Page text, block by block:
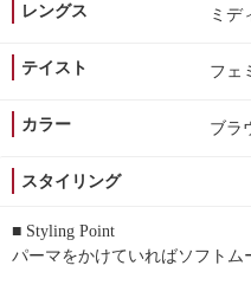
レングス ミデ
テイスト フェ
カラー ブラ
スタイリング
■ Styling Point
パーマをかけていればソフトム